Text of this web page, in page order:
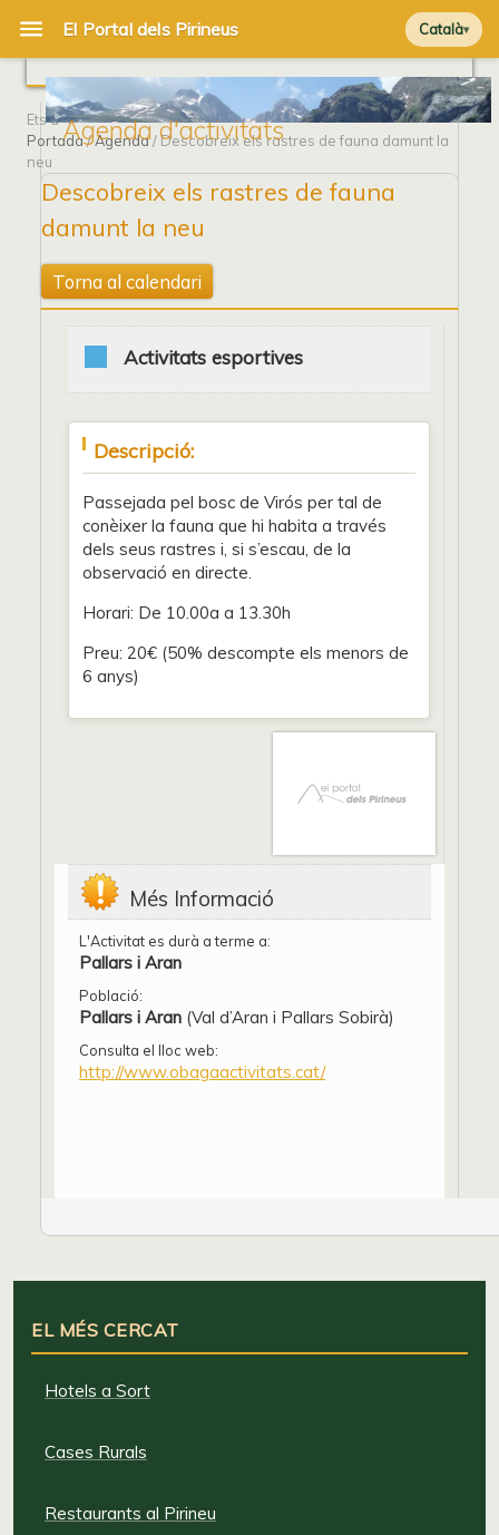
Català
Agenda d'activitats
Ets a
Portada/Agenda/ Descobreix els rastres de fauna damunt la
neu
Descobreix els rastres de fauna
damunt la neu
Torna al calendari
Activitats esportives
Descripció:
Passejada pel bosc de Virós per tal de
conèixer la fauna que hi habita a través
dels seus rastres i, si s’escau, de la
observació en directe.
Horari: De 10.00a a 13.30h
Preu: 20€ (50% descompte els menors de
6 anys)
Més Informació
L'Activitat es durà a terme a:
Pallars i Aran
Població:
Pallars i Aran (Val d’Aran i Pallars Sobirà)
Consulta el lloc web:
http://www.obagaactivitats.cat/
EL MÉS CERCAT
Hotels a Sort
Cases Rurals
Restaurants al Pirineu